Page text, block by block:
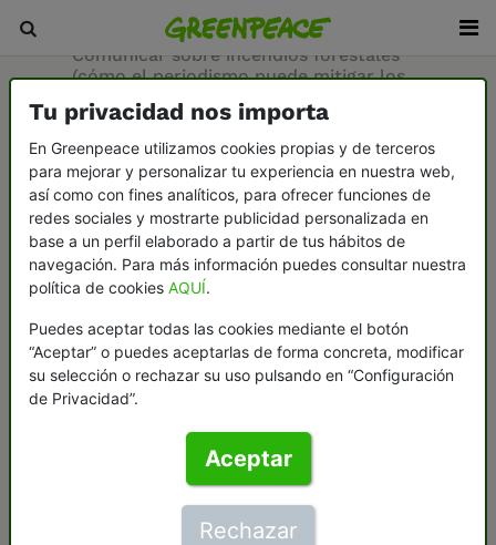
Sala de prensa / Documentos
Comunicar sobre incendios forestales
(cómo el periodismo puede mitigar los
10-06-2020
Comunicar sobre
incendios
forestales (cómo el
periodismo puede
mitigar los
impactos de la
crisis climática)
Tu privacidad nos importa
En Greenpeace utilizamos cookies propias y de terceros
para mejorar y personalizar tu experiencia en nuestra web,
así como con fines analíticos, para ofrecer funciones de
redes sociales y mostrarte publicidad personalizada en
base a un perfil elaborado a partir de tus hábitos de
navegación. Para más información puedes consultar nuestra
política de cookies AQUÍ.
Puedes aceptar todas las cookies mediante el botón
“Aceptar” o puedes aceptarlas de forma concreta, modificar
su selección o rechazar su uso pulsando en “Configuración
de Privacidad”.
Aceptar
Rechazar